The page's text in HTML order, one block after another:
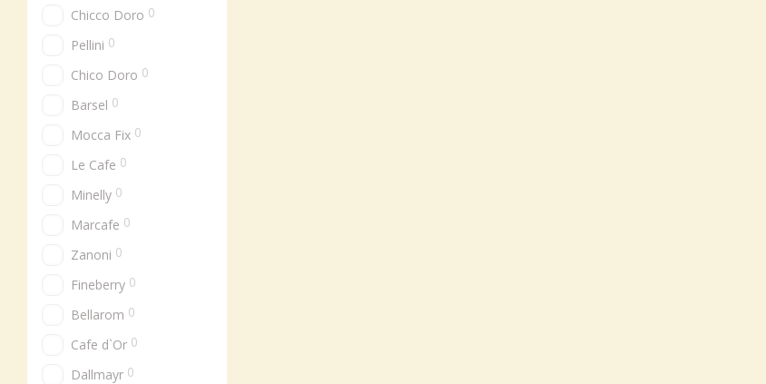
Chicco Doro 0
Pellini 0
Chico Doro 0
Barsel 0
Mocca Fix 0
Le Cafe 0
Minelly 0
Marcafe 0
Zanoni 0
Fineberry 0
Bellarom 0
Cafe d`Or 0
Dallmayr 0